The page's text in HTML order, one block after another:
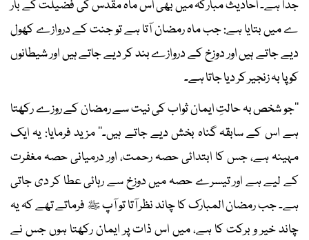
جدا ہے۔ احادیث مبارکہ میں بھی اس ماہ مقدس کی فضیلت کے بار
ے میں بتایا ہے: جب ماہ رمضان آتا ہے تو جنت کے دروازے کھول
دیے جاتے ہیں اور دوزخ کے دروازے بند کر دیے جاتے ہیں اور شیطانوں
کو پا بہ زنجیر کر دیا جاتا ہے۔
’’جو شخص بہ حالتِ ایمان ثواب کی نیت سے رمضان کے روزے رکھتا
ہے اس کے سابقہ گناہ بخش دیے جاتے ہیں۔‘‘ مزید فرمایا: یہ ایک
مہینہ ہے، جس کا ابتدائی حصہ رحمت، اور درمیانی حصہ مغفرت
کے لیے ہے اور تیسرے حصہ میں دوزخ سے رہائی عطا کر دی جاتی
ہے۔ جب رمضان المبارک کا چاند نظر آتا تو آپ ﷺ فرماتے تھے کہ یہ
چاند خیر و برکت کا ہے، میں اس ذات پر ایمان رکھتا ہوں جس نے